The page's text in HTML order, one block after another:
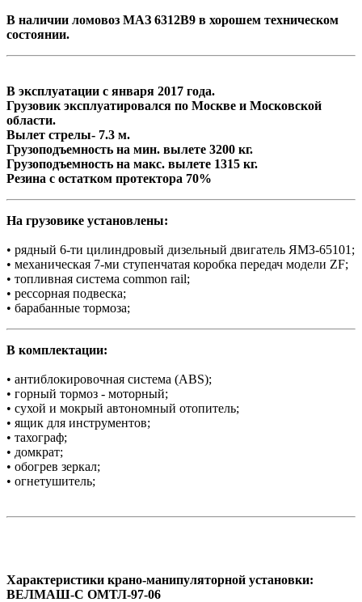
В наличии ломовоз МАЗ 6312B9 в хорошем техническом
состоянии.
В эксплуатации с января 2017 года.
Грузовик эксплуатировался по Москве и Московской
области.
Вылет стрелы- 7.3 м.
Грузоподъемность на мин. вылете 3200 кг.
Грузоподъемность на макс. вылете 1315 кг.
Резина с остатком протектора 70%
На грузовике установлены:
• рядный 6-ти цилиндровый дизельный двигатель ЯМЗ-65101;
• механическая 7-ми ступенчатая коробка передач модели ZF;
• топливная система common rail;
• рессорная подвеска;
• барабанные тормоза;
В комплектации:
• антиблокировочная система (ABS);
• горный тормоз - моторный;
• сухой и мокрый автономный отопитель;
• ящик для инструментов;
• тахограф;
• домкрат;
• обогрев зеркал;
• огнетушитель;
Характеристики крано-манипуляторной установки:
ВЕЛМАШ-С ОМТЛ-97-06